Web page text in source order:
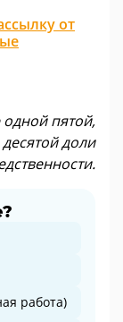
от
пятой,
доли
работа)